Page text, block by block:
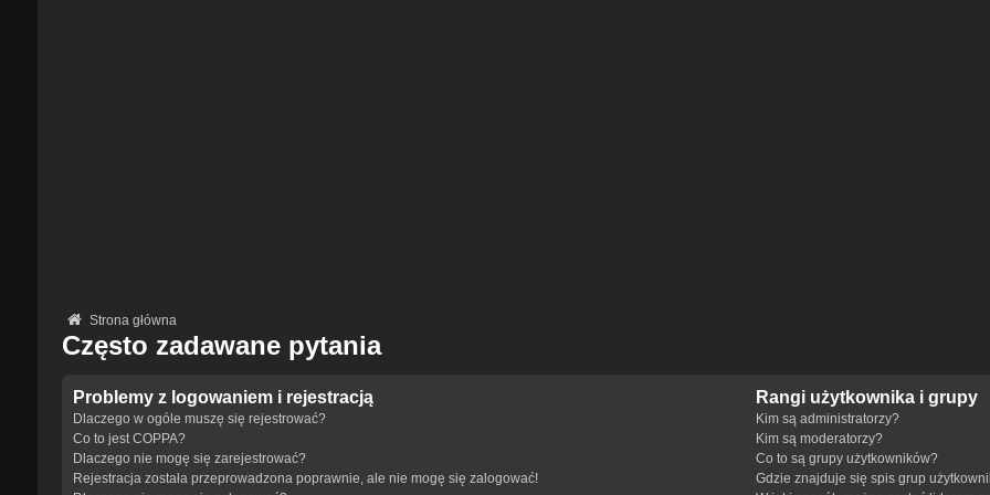
Strona główna
Często zadawane pytania
Problemy z logowaniem i rejestracją
Dlaczego w ogóle muszę się rejestrować?
Co to jest COPPA?
Dlaczego nie mogę się zarejestrować?
Rejestracja została przeprowadzona poprawnie, ale nie mogę się zalogować!
Rangi użytkownika i grupy
Kim są administratorzy?
Kim są moderatorzy?
Co to są grupy użytkowników?
Gdzie znajduje się spis grup